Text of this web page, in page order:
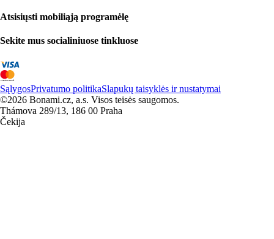
Atsisiųsti mobiliąją programėlę
Sekite mus socialiniuose tinkluose
SąlygosPrivatumo politikaSlapukų taisyklės ir nustatymai
©2026 Bonami.cz, a.s. Visos teisės saugomos.
Thámova 289/13, 186 00 Praha
Čekija